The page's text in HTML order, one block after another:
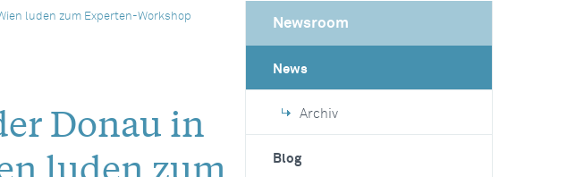
luden zum Experten-Workshop
Donau in
luden zum
Newsroom
News
Archiv
Blog